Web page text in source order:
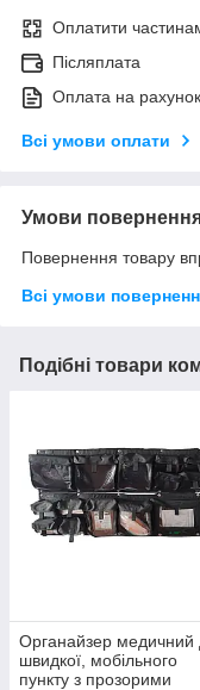
Оплатити
Післяплата
Оплата на рахунок
Всі умови оплати
Умови
Повернення товару
Всі умови
Подібні товари
Органайзер медичний
швидкої, мобільного
пункту з прозорими